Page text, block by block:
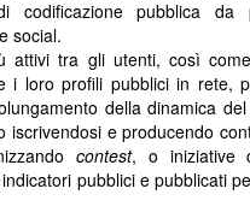
codificazione pubblica da
social.
attivi tra gli utenti, così
i loro profili pubblici in rete,
della dinamica
iscrivendosi e producendo
contest, o iniziative
pubblici e pubblicati